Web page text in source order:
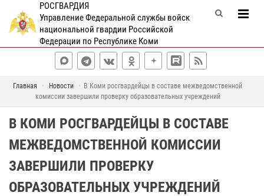
РОСГВАРДИЯ
Управление Федеральной службы войск
национальной гвардии Российской
Федерации по Республике Коми
Главная Новости
В Коми росгвардейцы в составе межведомственной
комиссии завершили проверку образовательных учреждений
В КОМИ РОСГВАРДЕЙЦЫ В СОСТАВЕ
МЕЖВЕДОМСТВЕННОЙ КОМИССИИ
ЗАВЕРШИЛИ ПРОВЕРКУ
ОБРАЗОВАТЕЛЬНЫХ УЧРЕЖДЕНИЙ